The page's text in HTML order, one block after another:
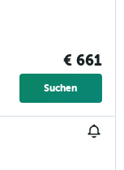
€ 661
Suchen